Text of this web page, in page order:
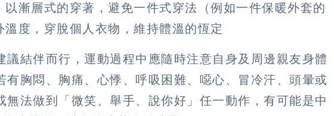
以漸層式的穿著，避免一件式穿法（例如一件保暖外套的
溫度，穿脫個人衣物，維持體溫的恆定
議結伴而行，運動過程中應隨時注意自身及周邊親友身體
有胸悶、胸痛、心悸、呼吸困難、噁心、冒冷汗、頭暈或
無法做到「微笑、舉手、說你好」任一動作，有可能是中